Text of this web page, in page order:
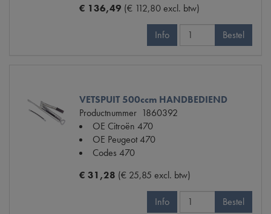
€ 136,49 (€ 112,80 excl. btw)
Info Bestel
VETSPUIT 500ccm HANDBEDIEND
Productnummer 1860392
OE Citroën 470
OE Peugeot470
Codes 470
€ 31,28 (€ 25,85 excl. btw)
Info Bestel